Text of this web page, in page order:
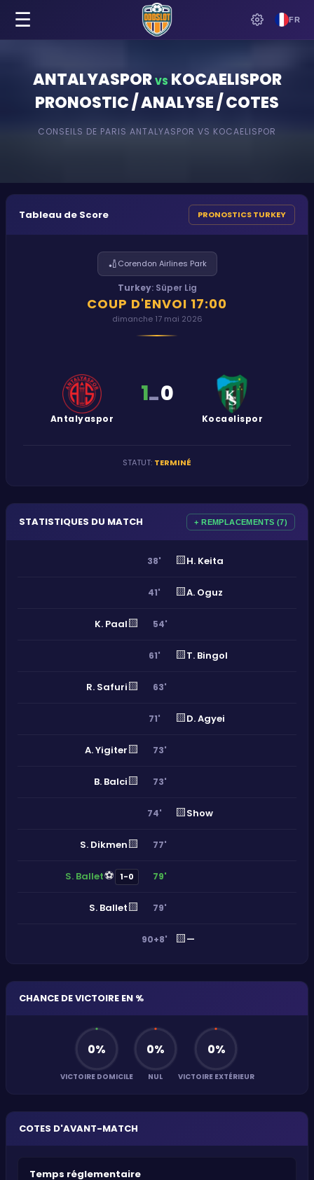
FR
☰
ANTALYASPOR VS KOCAELISPOR
PRONOSTIC / ANALYSE / COTES
CONSEILS DE PARIS ANTALYASPOR VS KOCAELISPOR
Tableau de Score PRONOSTICS TURKEY
🏏Corendon Airlines Park
Turkey: Süper Lig
COUP D'ENVOI 17:00
dimanche 17 mai 2026
Antalyaspor
1-0
Kocaelispor
STATUT: TERMINÉ
STATISTIQUES DU MATCH + REMPLACEMENTS (7)
38' 🟨H. Keita
41' 🟨A. Oguz
K. Paal🟨 54'
61' 🟨T. Bingol
R. Safuri🟨 63'
71' 🟨D. Agyei
A. Yigiter🟨 73'
B. Balci🟨 73'
74' 🟨Show
S. Dikmen🟨 77'
S. Ballet⚽ 1-0 79'
S. Ballet🟨 79'
90+8' 🟨—
CHANCE DE VICTOIRE EN %
0%
VICTOIRE DOMICILE
0%
NUL
0%
VICTOIRE EXTÉRIEUR
COTES D'AVANT-MATCH
Temps réglementaire